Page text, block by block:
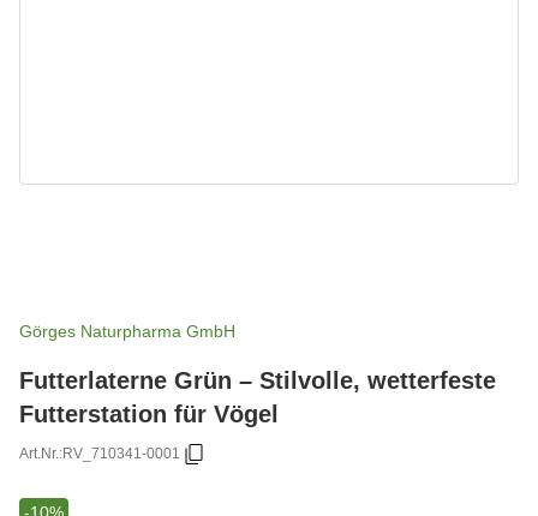
Görges Naturpharma GmbH
Futterlaterne Grün – Stilvolle, wetterfeste
Futterstation für Vögel
Art.Nr.:RV_710341-0001
-10%